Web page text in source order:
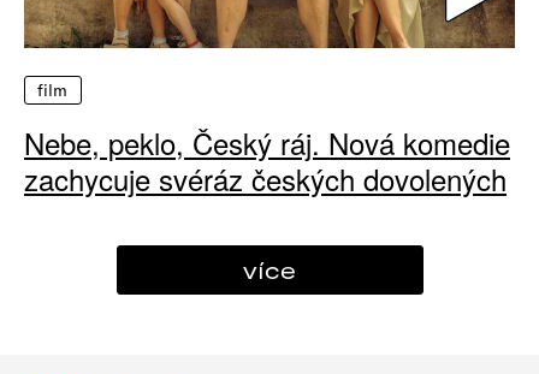
film
Nebe, peklo, Český ráj. Nová komedie
zachycuje svéráz českých dovolených
více